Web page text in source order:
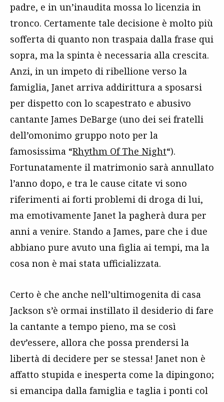
padre, e in un’inaudita mossa lo licenzia in
tronco. Certamente tale decisione è molto più
sofferta di quanto non traspaia dalla frase qui
sopra, ma la spinta è necessaria alla crescita.
Anzi, in un impeto di ribellione verso la
famiglia, Janet arriva addirittura a sposarsi
per dispetto con lo scapestrato e abusivo
cantante James DeBarge (uno dei sei fratelli
dell’omonimo gruppo noto per la
famosissima “Rhythm Of The Night“).
Fortunatamente il matrimonio sarà annullato
l’anno dopo, e tra le cause citate vi sono
riferimenti ai forti problemi di droga di lui,
ma emotivamente Janet la pagherà dura per
anni a venire. Stando a James, pare che i due
abbiano pure avuto una figlia ai tempi, ma la
cosa non è mai stata ufficializzata.
Certo è che anche nell’ultimogenita di casa
Jackson s’è ormai instillato il desiderio di fare
la cantante a tempo pieno, ma se così
dev’essere, allora che possa prendersi la
libertà di decidere per se stessa! Janet non è
affatto stupida e inesperta come la dipingono;
si emancipa dalla famiglia e taglia i ponti col